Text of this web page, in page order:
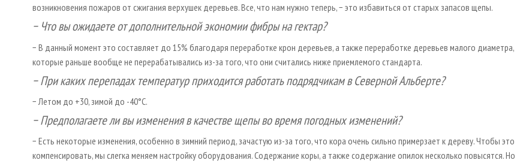
возникновения пожаров от сжигания верхушек деревьев. Все, что нам нужно теперь, − это избавиться от старых запасов щепы.
− Что вы ожидаете от дополнительной экономии фибры на гектар?
− В данный момент это составляет до 15% благодаря переработке крон деревьев, а также переработке деревьев малого диаметра,
которые раньше вообще не перерабатывались из-за того, что они считались ниже приемлемого стандарта.
− При каких перепадах температур приходится работать подрядчикам в Северной Альберте?
− Летом до +30, зимой до -40°С.
− Предполагаете ли вы изменения в качестве щепы во время погодных изменений?
− Есть некоторые изменения, особенно в зимний период, зачастую из-за того, что кора очень сильно примерзает к дереву. Чтобы это
компенсировать, мы слегка меняем настройку оборудования. Содержание коры, а также содержание опилок несколько повысятся. Но